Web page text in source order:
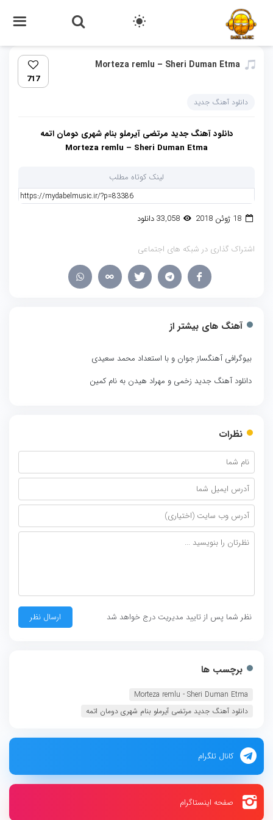
Morteza remlu – Sheri Duman Etma‏
717
دانلود آهنگ جدید
دانلود آهنگ جدید مرتضی آیرملو بنام شهری دومان اتمه
Morteza remlu – Sheri Duman Etma
لینک کوتاه مطلب
18 ژوئن 2018 33,058 دانلود
اشتراک گذاری در شبکه های اجتماعی
آهنگ های بیشتر از
بیوگرافی آهنگساز جوان و با استعداد محمد سعیدی
دانلود آهنگ جدید زخمی و مهراد هیدن به نام کمین
نظرات
نظر شما پس از تایید مدیریت درج خواهد شد
برچسب ها
Morteza remlu - Sheri Duman Etma‏
دانلود آهنگ جدید مرتضی آیرملو بنام شهری دومان اتمه
کانال تلگرام
صفحه اینستاگرام